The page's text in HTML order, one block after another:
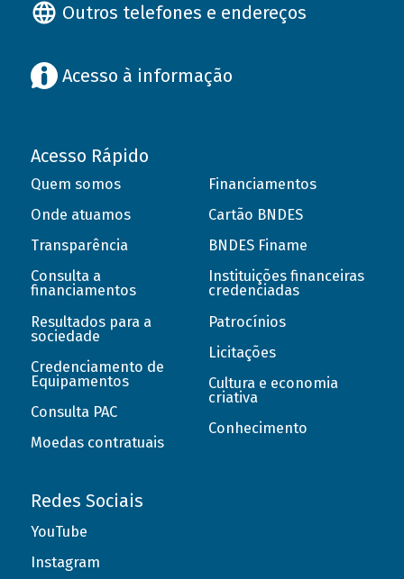
Outros telefones e endereços
Acesso à informação
Acesso Rápido
Quem somos
Onde atuamos
Transparência
Consulta a
financiamentos
Resultados para a
sociedade
Credenciamento de
Equipamentos
Consulta PAC
Moedas contratuais
Financiamentos
Cartão BNDES
BNDES Finame
Instituições financeiras
credenciadas
Patrocínios
Licitações
Cultura e economia
criativa
Conhecimento
Redes Sociais
YouTube
Instagram